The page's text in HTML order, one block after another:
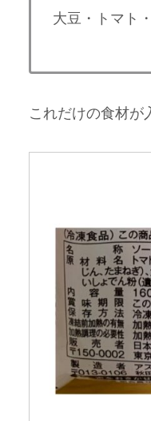
大豆・トマト
これだけの食材が